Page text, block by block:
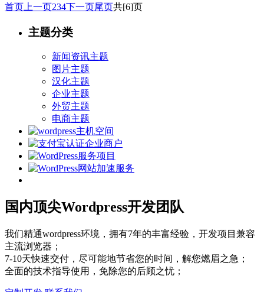
首页 上一页234下一页尾页共[6]页
主题分类
新闻资讯主题
图片主题
汉化主题
企业主题
外贸主题
电商主题
国内顶尖Wordpress开发团队
我们精通wordpress环境，拥有7年的丰富经验，开发项目兼容
主流浏览器；
7-10天快速交付，尽可能地节省您的时间，解您燃眉之急；
全面的技术指导使用，免除您的后顾之忧；